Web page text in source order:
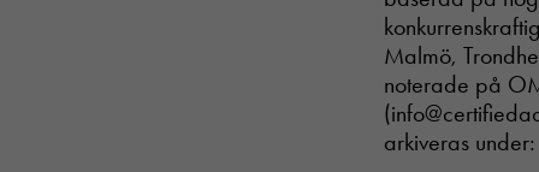
Malmö,
noterade på
arkiveras